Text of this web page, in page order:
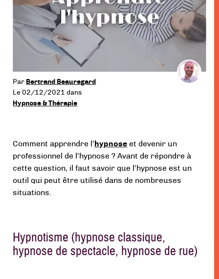
Par Bertrand Beauregard
Le 02/12/2021 dans
Hypnose & Thérapie
Comment apprendre l’ hypnose et devenir un
professionnel de l’hypnose ? Avant de répondre à
cette question, il faut savoir que l’hypnose est un
outil qui peut être utilisé dans de nombreuses
situations.
Hypnotisme (hypnose classique,
hypnose de spectacle, hypnose de rue)